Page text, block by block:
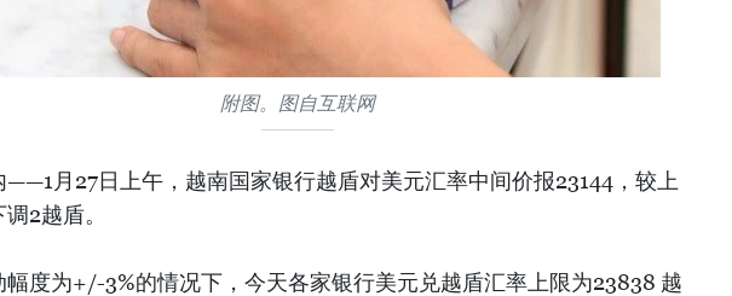
附图。图自互联网
——1月27日上午，越南国家银行越盾对美元汇率中间价报23144，较上
2越盾。
幅度为+/-3%的情况下，今天各家银行美元兑越盾汇率上限为23838 越